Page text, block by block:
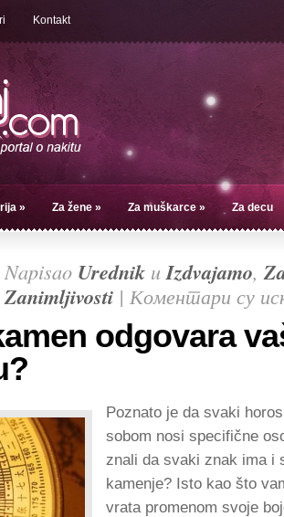
Kontakt
» Za žene » Za muškarce » Za decu
Napisao Urednik uIzdvajamo,
Zanimljivosti | Коментари су
odgovara
Poznato je da svaki
sobom nosi specifične
znali da svaki znak ima i
kamenje? Isto kao što
vrata promenom svoje